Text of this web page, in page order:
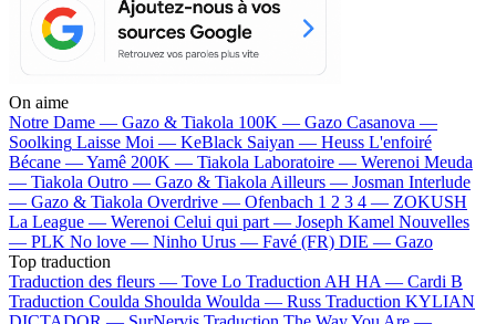
On aime
Notre Dame — Gazo & Tiakola 100K — Gazo Casanova —
Soolking Laisse Moi — KeBlack Saiyan — Heuss L'enfoiré
Bécane —Yamê 200K — Tiakola Laboratoire — Werenoi Meuda
— Tiakola Outro — Gazo & Tiakola Ailleurs — Josman Interlude
— Gazo & Tiakola Overdrive — Ofenbach 1 2 3 4 — ZOKUSH
La League — Werenoi Celui qui part — Joseph Kamel Nouvelles
— PLK No love — Ninho Urus — Favé (FR) DIE — Gazo
Top traduction
Traduction des fleurs — Tove Lo Traduction AH HA — Cardi B
Traduction Coulda Shoulda Woulda — Russ Traduction KYLIAN